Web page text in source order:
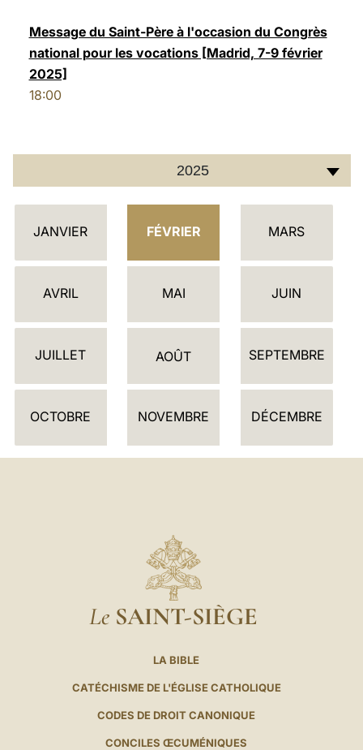
Message du Saint-Père à l'occasion du Congrès
national pour les vocations [Madrid, 7-9 février
2025]
18:00
2025
C
L
D
I
JANVIER FÉVRIER MARS
AVRIL MAI JUIN
JUILLET AOÛT SEPTEMBRE
OCTOBRE NOVEMBRE DÉCEMBRE
Le SAINT-SIÈGE
LA BIBLE
CATÉCHISME DE L'ÉGLISE CATHOLIQUE
CODES DE DROIT CANONIQUE
CONCILES ŒCUMÉNIQUES